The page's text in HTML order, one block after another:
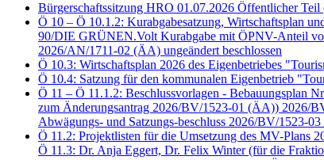
Bürgerschaftssitzung HRO 01.07.2026 Öffentlicher
Ö 10 – Ö 10.1.2: Kurabgabesatzung, Wirtschaftsplan
90/DIE GRÜNEN.Volt Kurabgabe mit ÖPNV-Anteil
2026/AN/1711-02 (ÄA) ungeändert beschlossen
Ö 10.3: Wirtschaftsplan 2026 des Eigenbetriebes
Ö 10.4: Satzung für den kommunalen Eigenbetrieb
Ö 11 – Ö 11.1.2: Beschlussvorlagen - Bebauungsplan
zum Änderungsantrag 2026/BV/1523-01 (ÄA)) 2026/
Abwägungs- und Satzungs-beschluss 2026/BV/1523-
Ö 11.2: Projektlisten für die Umsetzung des MV-Plans
Ö 11.3: Dr. Anja Eggert, Dr. Felix Winter (für die